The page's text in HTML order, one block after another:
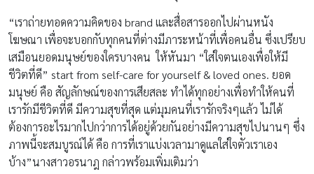
“เราถ่ายทอดความคิดของ brand และสื่อสารออกไปผ่านหนัง
โฆษณา เพื่อจะบอกกับทุกคนที่ต่างมีภาระหน้าที่เพื่อคนอื่น ซึ่งเปรียบ
เสมือนยอดมนุษย์ของใครบางคน ให้หันมา “ใส่ใจตนเองเพื่อให้มี
ชีวิตที่ดี” start from self-care for yourself & loved ones. ยอด
มนุษย์ คือ สัญลักษณ์ของการเสียสละ ทำได้ทุกอย่างเพื่อทำให้คนที่
เรารักมีชีวิตที่ดี มีความสุขที่สุด แต่มุมคนที่เรารักจริงๆแล้ว ไม่ได้
ต้องการอะไรมากไปกว่าการได้อยู่ด้วยกันอย่างมีความสุขไปนานๆ ซึ่ง
ภาพนี้จะสมบูรณ์ได้ คือ การที่เราแบ่งเวลามาดูแลใส่ใจตัวเราเอง
บ้าง”นางสาวอรนาฎ กล่าวพร้อมเพิ่มเติมว่า